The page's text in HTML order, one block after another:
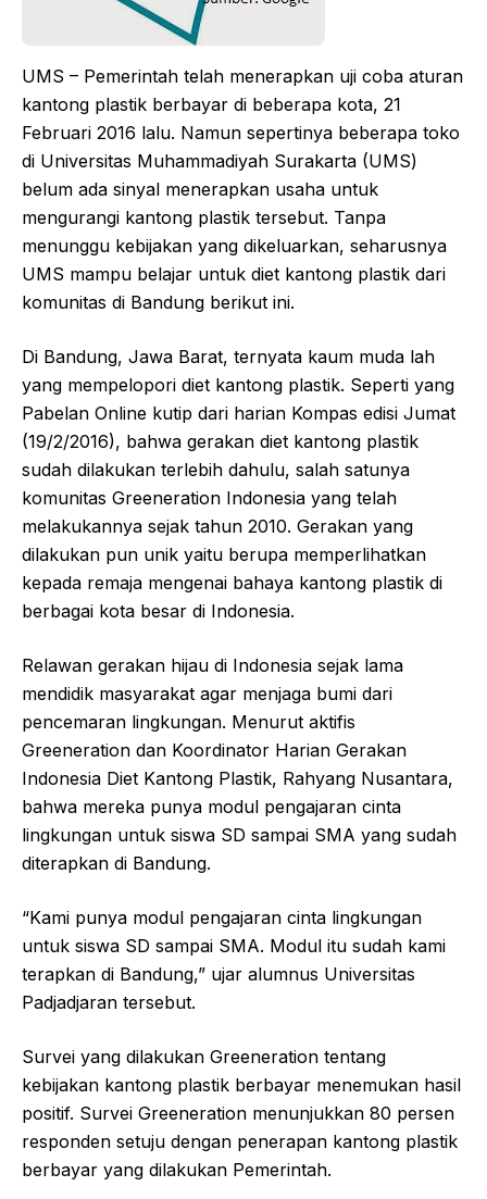
UMS – Pemerintah telah menerapkan uji coba aturan
kantong plastik berbayar di beberapa kota, 21
Februari 2016 lalu. Namun sepertinya beberapa toko
di Universitas Muhammadiyah Surakarta (UMS)
belum ada sinyal menerapkan usaha untuk
mengurangi kantong plastik tersebut. Tanpa
menunggu kebijakan yang dikeluarkan, seharusnya
UMS mampu belajar untuk diet kantong plastik dari
komunitas di Bandung berikut ini.
Di Bandung, Jawa Barat, ternyata kaum muda lah
yang mempelopori diet kantong plastik. Seperti yang
Pabelan Online kutip dari harian Kompas edisi Jumat
(19/2/2016), bahwa gerakan diet kantong plastik
sudah dilakukan terlebih dahulu, salah satunya
komunitas Greeneration Indonesia yang telah
melakukannya sejak tahun 2010. Gerakan yang
dilakukan pun unik yaitu berupa memperlihatkan
kepada remaja mengenai bahaya kantong plastik di
berbagai kota besar di Indonesia.
Relawan gerakan hijau di Indonesia sejak lama
mendidik masyarakat agar menjaga bumi dari
pencemaran lingkungan. Menurut aktifis
Greeneration dan Koordinator Harian Gerakan
Indonesia Diet Kantong Plastik, Rahyang Nusantara,
bahwa mereka punya modul pengajaran cinta
lingkungan untuk siswa SD sampai SMA yang sudah
diterapkan di Bandung.
“Kami punya modul pengajaran cinta lingkungan
untuk siswa SD sampai SMA. Modul itu sudah kami
terapkan di Bandung,” ujar alumnus Universitas
Padjadjaran tersebut.
Survei yang dilakukan Greeneration tentang
kebijakan kantong plastik berbayar menemukan hasil
positif. Survei Greeneration menunjukkan 80 persen
responden setuju dengan penerapan kantong plastik
berbayar yang dilakukan Pemerintah.